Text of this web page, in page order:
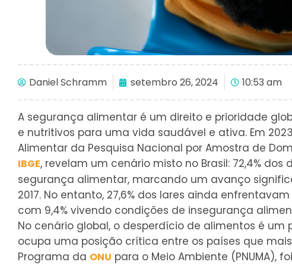
Daniel Schramm setembro 26, 2024 10:53 am
A segurança alimentar é um direito e prioridade
e nutritivos para uma vida saudável e ativa. Em
Alimentar da Pesquisa Nacional por Amostra de
IBGE, revelam um cenário misto no Brasil: 72,4%
segurança alimentar, marcando um avanço
2017. No entanto, 27,6% dos lares ainda
com 9,4% vivendo condições de insegurança
No cenário global, o desperdício de alimentos é um
ocupa uma posição crítica entre os países que
Programa da ONU para o Meio Ambiente (PNUMA),